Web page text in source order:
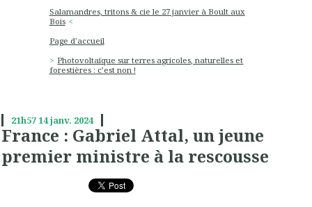
Salamandres, tritons & cie le 27 janvier à Boult aux
Bois
Page d'accueil
Photovoltaïque sur terres agricoles, naturelles et
forestières : c’est non !
21h5714janv. 2024
France : Gabriel Attal, un jeune
premier ministre à la rescousse